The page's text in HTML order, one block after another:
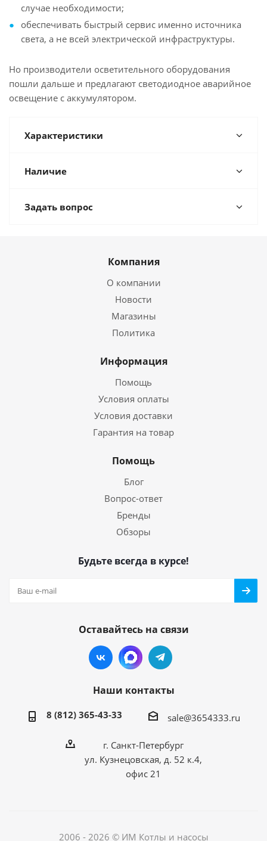
случае необходимости;
обеспечивать быстрый сервис именно источника
света, а не всей электрической инфраструктуры.
Но производители осветительного оборудования
пошли дальше и предлагают светодиодное аварийное
освещение с аккумулятором.
Характеристики
Наличие
Задать вопрос
Компания
О компании
Новости
Магазины
Политика
Информация
Помощь
Условия оплаты
Условия доставки
Гарантия на товар
Помощь
Блог
Вопрос-ответ
Бренды
Обзоры
Будьте всегда в курсе!
Оставайтесь на связи
Наши контакты
8 (812) 365-43-33 sale@3654333.ru
г. Санкт-Петербург
ул. Кузнецовская, д. 52 к.4,
офис 21
2006 - 2026 © ИМ Котлы и насосы